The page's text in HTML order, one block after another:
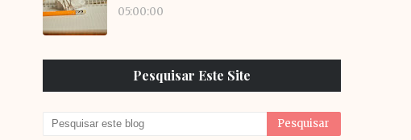
05:00:00
Pesquisar Este Site